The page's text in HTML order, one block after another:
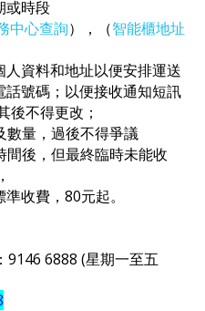
或時段
中心查詢），（智能櫃地址
資料和地址以便安排運送
號碼；以便接收通知短訊
後不得更改；
數量，過後不得爭議
後，但最終臨時未能收
收費，80元起。
6888 (星期一至五